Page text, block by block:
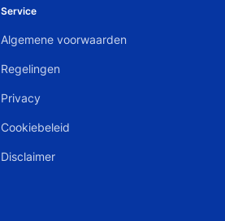
Service
Algemene voorwaarden
Regelingen
Privacy
Cookiebeleid
Disclaimer